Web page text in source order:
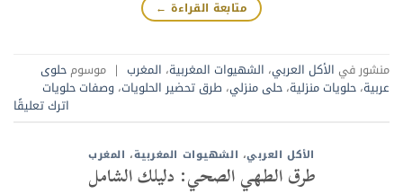
متابعة القراءة ←
منشور في الأكل العربي، الشهيوات المغربية، المغرب | موسومحلوى
عربية، حلويات منزلية، حلى منزلي، طرق تحضير الحلويات، وصفات حلويات
اترك تعليقًا
الأكل العربي، الشهيوات المغربية، المغرب
طرق الطهي الصحي: دليلك الشامل